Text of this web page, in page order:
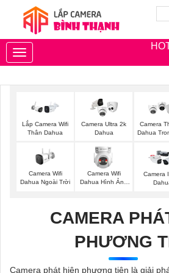
Toggle
navigation
Lắp Camera Wifi
Thân Dahua
Camera Ultra 2k
Dahua
Camera
Dahua
Camera Wifi
Dahua Ngoài Trời
Camera Wifi
Dahua Hình Ảnh
Camera
CAMERA
PHƯƠNG
Camera phát hiện phương tiện là giải